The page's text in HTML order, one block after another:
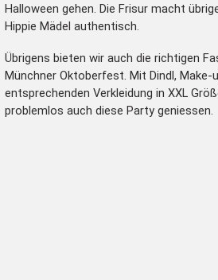
Halloween gehen. Die Frisur macht
Hippie Mädel authentisch.
Übrigens bieten wir auch die richtigen
Münchner Oktoberfest. Mit Dindl, Make-
entsprechenden Verkleidung in XXL
problemlos auch diese Party geniessen.